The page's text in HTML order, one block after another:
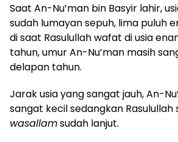
Saat An-Nu’man bin Basyir lahir,
sudah lumayan sepuh, lima puluh
di saat Rasulullah wafat di usia
tahun, umur An-Nu’man masih
delapan tahun.
Jarak usia yang sangat jauh, An-
sangat kecil sedangkan Rasulullah
wasallamsudah lanjut.